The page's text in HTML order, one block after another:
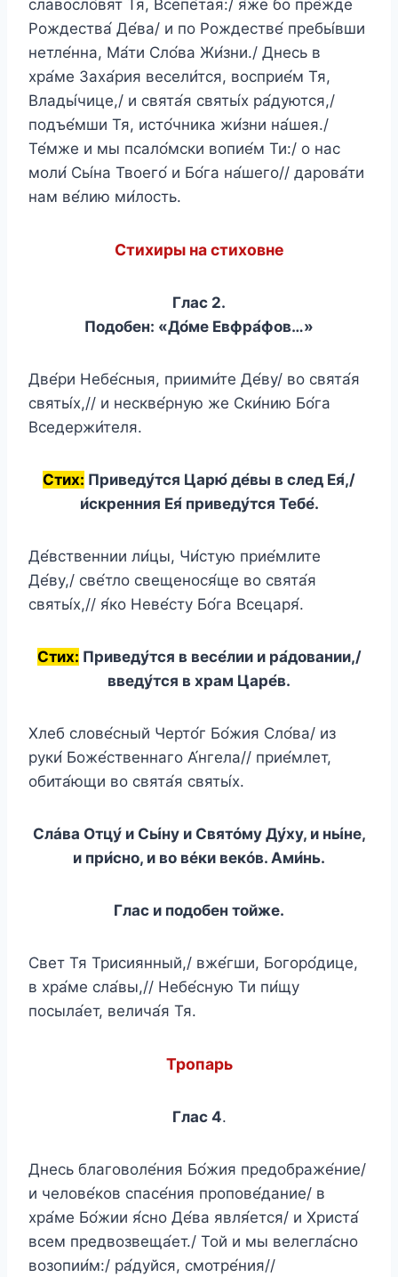
славосло́вят Тя, Всепе́тая:/ я́же бо пре́жде
Рождества́ Де́ва/ и по Рождестве́ пребы́вши
нетле́нна, Ма́ти Сло́ва Жи́зни./ Днесь в
хра́ме Заха́рия весели́тся, восприе́м Тя,
Влады́чице,/ и свята́я святы́х ра́дуются,/
подъе́мши Тя, исто́чника жи́зни на́шея./
Те́мже и мы псало́мски вопие́м Ти:/ о нас
моли́ Сы́на Твоего́ и Бо́га на́шего// дарова́ти
нам ве́лию ми́лость.
Стихиры на стиховне
Глас 2.
Подобен: «До́ме Евфра́фов…»
Две́ри Небе́сныя, приими́те Де́ву/ во свята́я
святы́х,// и нескве́рную же Ски́нию Бо́га
Вседержи́теля.
Стих: Приведу́тся Царю́ де́вы в след Ея́,/
и́скренния Ея́ приведу́тся Тебе́.
Де́вственнии ли́цы, Чи́стую прие́млите
Де́ву,/ све́тло свещенося́ще во свята́я
святы́х,// я́ко Неве́сту Бо́га Всецаря́.
Стих: Приведу́тся в весе́лии и ра́довании,/
введу́тся в храм Царе́в.
Хлеб слове́сный Черто́г Бо́жия Сло́ва/ из
руки́ Боже́ственнаго А́нгела// прие́млет,
обита́ющи во свята́я святы́х.
Слáва Отцу́ и Сы́ну и Святóму Ду́ху, и ны́не,
и при́сно, и во вéки векóв. Ами́нь.
Глас и подобен тойже.
Свет Тя Трисиянный,/ вже́гши, Богоро́дице,
в хра́ме сла́вы,// Небе́сную Ти пи́щу
посыла́ет, велича́я Тя.
Тропарь
Глас 4.
Днесь благоволе́ния Бо́жия предображе́ние/
и челове́ков спасе́ния пропове́дание/ в
хра́ме Бо́жии я́сно Де́ва явля́ется/ и Христа́
всем предвозвеща́ет./ Той и мы велегла́сно
возопии́м:/ ра́дуйся, смотре́ния//